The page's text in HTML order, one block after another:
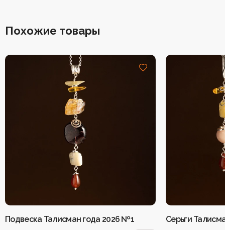
Похожие товары
Подвеска Талисман года 2026 №1 Серьги